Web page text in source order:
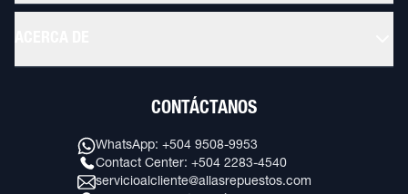
CONTÁCTANOS
WhatsApp: +504 9508-9953
Contact Center: +504 2283-4540
servicioalcliente@allasrepuestos.com